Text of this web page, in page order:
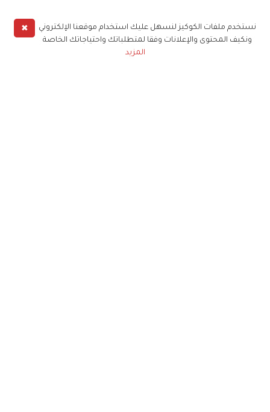
✖
نستخدم ملفات الكوكيز لنسهل عليك استخدام موقعنا الإلكتروني
ونكيف المحتوى والإعلانات وفقا لمتطلباتك واحتياجاتك الخاصة
المزيد